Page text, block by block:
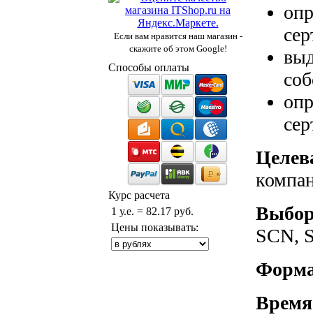
Если вам нравится наш магазин -
скажите об этом Google!
Способы оплаты
Курс расчета
1 у.е. = 82.17 руб.
Цены показывать:
SCN,